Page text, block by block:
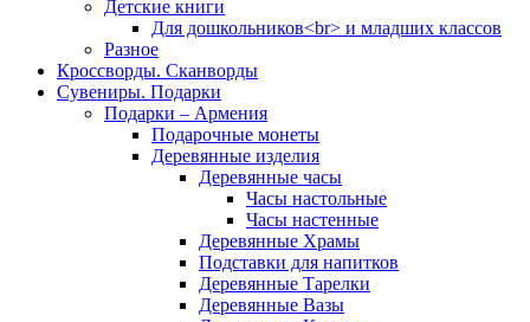
Детские книги
Для дошкольников<br> и младших классов
Разное
Кроссворды. Сканворды
Сувениры. Подарки
Подарки – Армения
Подарочные монеты
Деревянные изделия
Деревянные часы
Часы настольные
Часы настенные
Деревянные Храмы
Подставки для напитков
Деревянные Тарелки
Деревянные Вазы